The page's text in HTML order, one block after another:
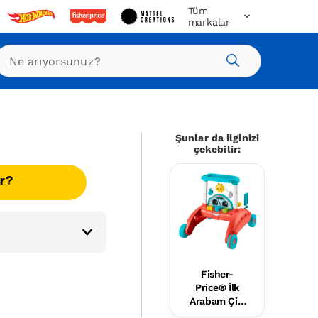
Tüm
markalar
Ara
Şunlar da ilginizi
çekebilir:
Fisher-
Price® İlk
Arabam Çift
Yönlü